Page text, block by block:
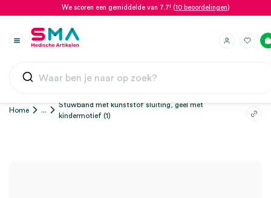
We scoren een gemiddelde van 7.7! (10 beoordelingen)
Home ...
Stuwband met kunststof sluiting, geel met
kindermotief (1)